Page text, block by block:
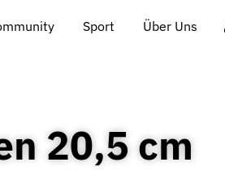
Sport Über Uns
20,5 cm